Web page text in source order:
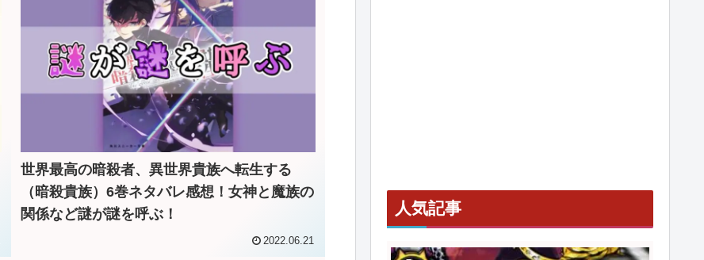
世界最高の暗殺者、異世界貴族へ転生する
（暗殺貴族）6巻ネタバレ感想！女神と魔族の
関係など謎が謎を呼ぶ！
2022.06.21
人気記事